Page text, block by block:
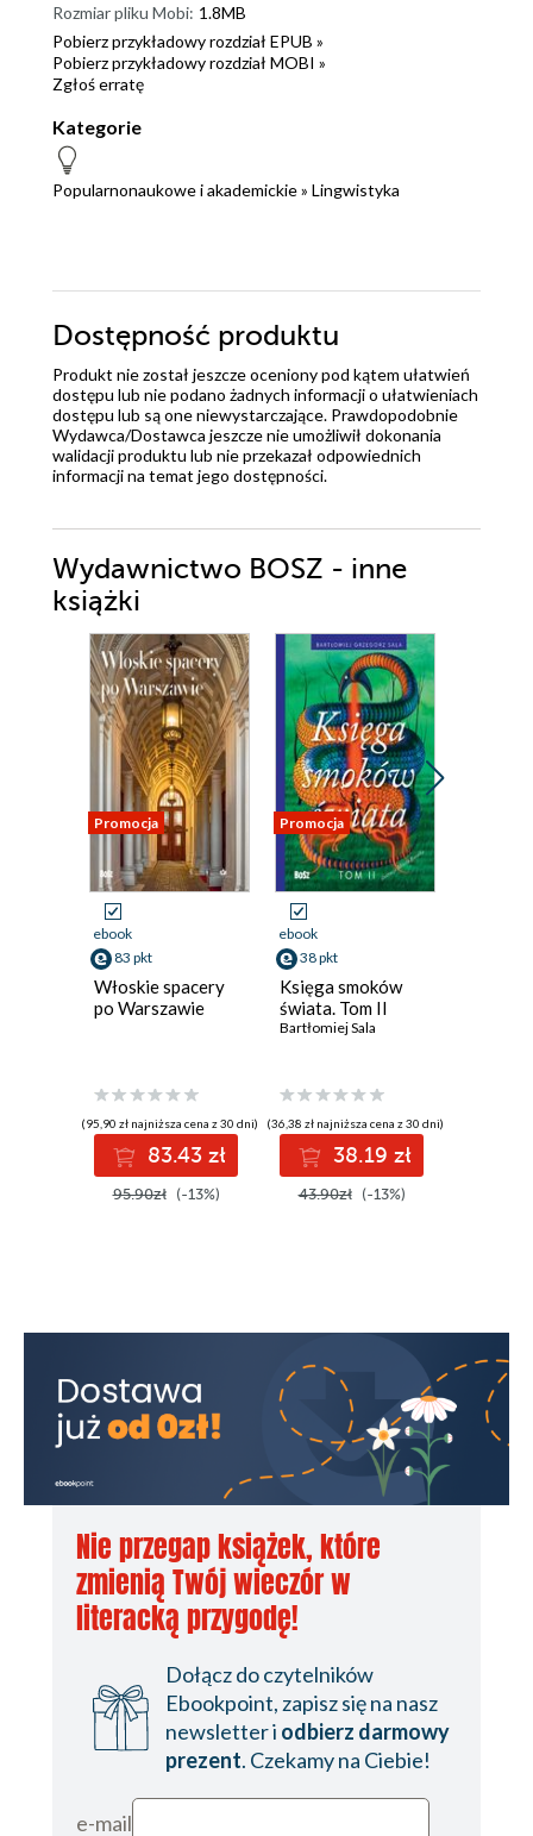
Rozmiar pliku Mobi: 1.8MB
Pobierz przykładowy rozdział EPUB »
Pobierz przykładowy rozdział MOBI »
Zgłoś erratę
Kategorie
Popularnonaukowe i akademickie» Lingwistyka
Dostępność produktu
Produkt nie został jeszcze oceniony pod kątem ułatwień
dostępu lub nie podano żadnych informacji o ułatwieniach
dostępu lub są one niewystarczające. Prawdopodobnie
Wydawca/Dostawca jeszcze nie umożliwił dokonania
walidacji produktu lub nie przekazał odpowiednich
informacji na temat jego dostępności.
Wydawnictwo BOSZ - inne
książki
Promocja
ebook
83 pkt
Włoskie spacery
po Warszawie
(95,90 zł najniższa cena z 30 dni)
83.43 zł
95.90zł (-13%)
Promocja
ebook
38 pkt
Księga smoków
świata. Tom II
Bartłomiej Sala
(36,38 zł najniższa cena z 30 dni)
38.19 zł
43.90zł (-13%)
Nie przegap książek, które
zmienią Twój wieczór w
literacką przygodę!
Dołącz do czytelników
Ebookpoint, zapisz się na nasz
newsletter i odbierz darmowy
prezent. Czekamy na Ciebie!
e-mail